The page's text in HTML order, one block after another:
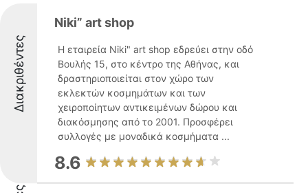
Διακριθέντες
Niki” art shop
Η εταιρεία Niki" art shop εδρεύει στην οδό
Βουλής 15, στο κέντρο της Αθήνας, και
δραστηριοποιείται στον χώρο των
εκλεκτών κοσμημάτων και των
χειροποίητων αντικειμένων δώρου και
διακόσμησης από το 2001. Προσφέρει
συλλογές με μοναδικά κοσμήματα ...
8.6